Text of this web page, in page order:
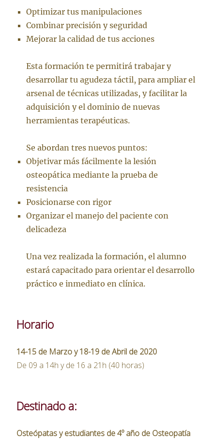
Optimizar tus manipulaciones
Combinar precisión y seguridad
Mejorar la calidad de tus acciones
Esta formación te permitirá trabajar y
desarrollar tu agudeza táctil, para ampliar el
arsenal de técnicas utilizadas, y facilitar la
adquisición y el dominio de nuevas
herramientas terapéuticas.
Se abordan tres nuevos puntos:
Objetivar más fácilmente la lesión
osteopática mediante la prueba de
resistencia
Posicionarse con rigor
Organizar el manejo del paciente con
delicadeza
Una vez realizada la formación, el alumno
estará capacitado para orientar el desarrollo
práctico e inmediato en clínica.
Horario
14-15 de Marzo y 18-19 de Abril de 2020
De 09 a 14h y de 16 a 21h (40 horas)
Destinado a:
Osteópatas y estudiantes de 4º año de Osteopatía